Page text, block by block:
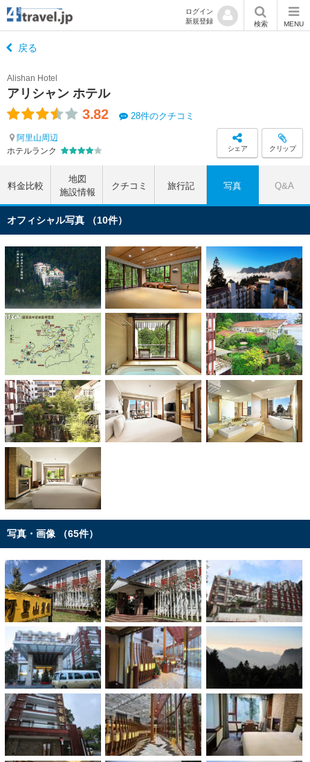
ログイン
新規登録
検索 MENU
戻る
アリシャン ホテル
Alishan Hotel
3.82 28件のクチコミ
阿里山周辺
ホテルランク
シェア クリップ
料金比較
地図
施設情報
クチコミ 旅行記 写真 Q&A
オフィシャル写真 （10件）
写真・画像 （65件）